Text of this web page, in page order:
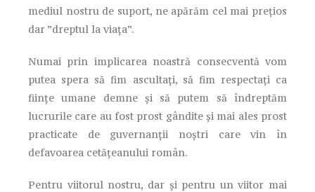
mediul nostru de suport, ne apărăm cel mai prețios
dar ”dreptul la viața”.
Numai prin implicarea noastră consecventă vom
putea spera să fim ascultați, să fim respectați ca
ființe umane demne și să putem să îndreptăm
lucrurile care au fost prost gândite și mai ales prost
practicate de guvernanții noștri care vin în
defavoarea cetățeanului român.
Pentru viitorul nostru, dar și pentru un viitor mai